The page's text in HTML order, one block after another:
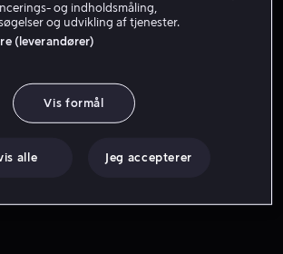
og indholdsmåling,
og udvikling af tjenester.
(leverandører)
Vis formål
alle Jeg accepterer